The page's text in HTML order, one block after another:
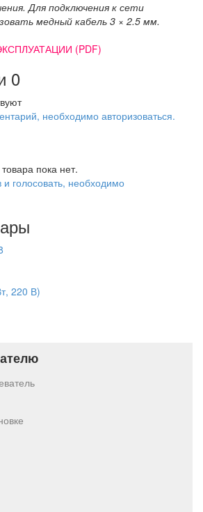
Для подключения к сети
медный кабель 3 × 2.5 мм.
(PDF)
0
необходимо авторизоваться.
пока нет.
и голосовать, необходимо
220 В)